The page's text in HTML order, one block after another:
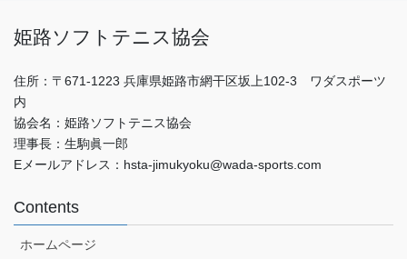
姫路ソフトテニス協会
住所：〒671-1223 兵庫県姫路市網干区坂上102-3 ワダスポーツ
内
協会名：姫路ソフトテニス協会
理事長：生駒眞一郎
Eメールアドレス：hsta-jimukyoku@wada-sports.com
Contents
ホームページ